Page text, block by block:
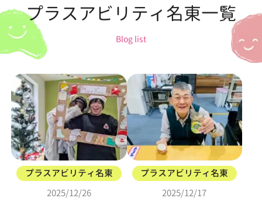
プラスアビリティ名東一覧
Blog list
プラスアビリティ名東
2025/12/26
プラスアビリティ名東
2025/12/17